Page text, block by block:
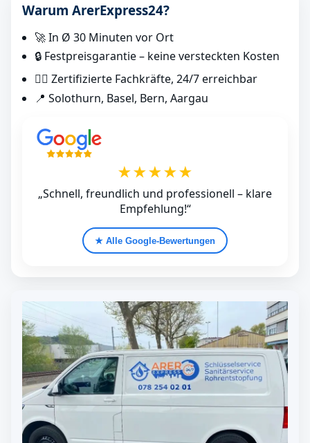
Warum ArerExpress24?
🚀 In Ø 30 Minuten vor Ort
🔒 Festpreisgarantie – keine versteckten Kosten
👷‍♂️ Zertifizierte Fachkräfte, 24/7 erreichbar
📍 Solothurn, Basel, Bern, Aargau
★★★★★
„Schnell, freundlich und professionell – klare
Empfehlung!“
★ Alle Google‑Bewertungen